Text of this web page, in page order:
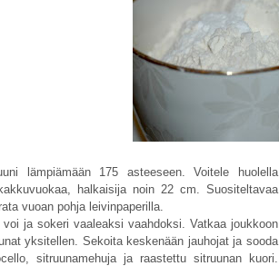
lämpiämään 175 asteeseen. Voitele huolella
halkaisija noin 22 cm. Suositeltavaa
vuoan pohja leivinpaperilla.
voi ja sokeri vaaleaksi vaahdoksi. Vatkaa joukkoon
yksitellen. Sekoita keskenään jauhojat ja sooda
sitruunamehuja ja raastettu sitruunan kuori.